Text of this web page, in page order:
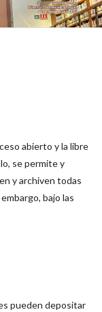
abierto y la libre
se permite y
y archiven todas
bajo las
pueden depositar